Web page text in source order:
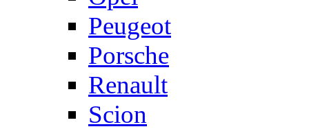
Peugeot
Porsche
Renault
Scion